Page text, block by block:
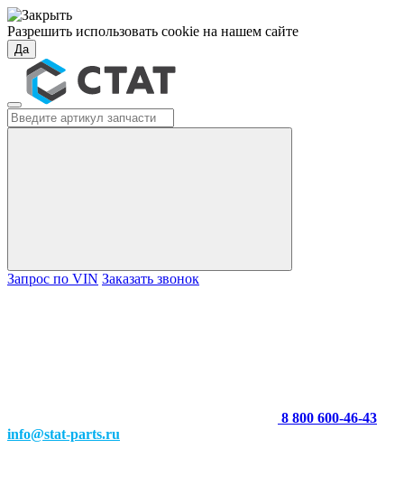
Разрешить использовать cookie на нашем сайте
Да
Запрос по VIN Заказать звонок
8 800 600-46-43
info@stat-parts.ru